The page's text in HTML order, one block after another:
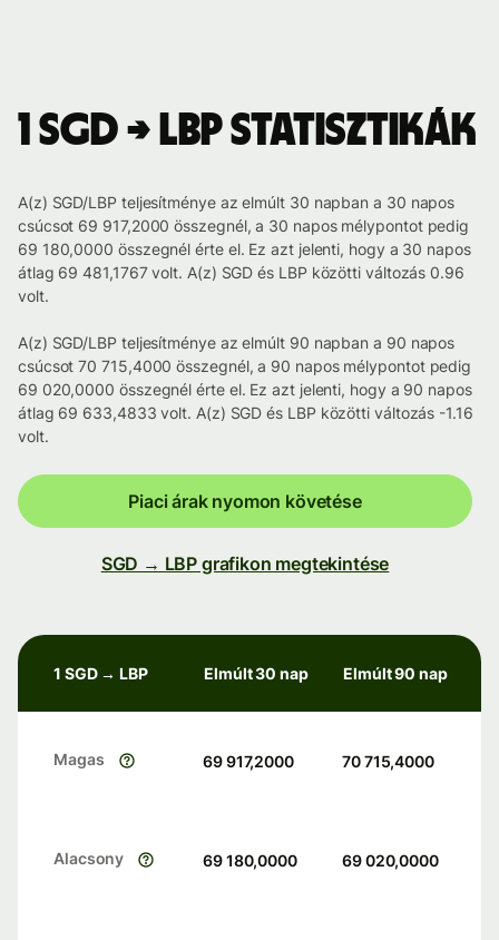
1 SGD → LBP statisztikák
A(z) SGD/LBP teljesítménye az elmúlt 30 napban a 30 napos
csúcsot 69 917,2000 összegnél, a 30 napos mélypontot pedig
69 180,0000 összegnél érte el. Ez azt jelenti, hogy a 30 napos
átlag 69 481,1767 volt. A(z) SGD és LBP közötti változás 0.96
volt.
A(z) SGD/LBP teljesítménye az elmúlt 90 napban a 90 napos
csúcsot 70 715,4000 összegnél, a 90 napos mélypontot pedig
69 020,0000 összegnél érte el. Ez azt jelenti, hogy a 90 napos
átlag 69 633,4833 volt. A(z) SGD és LBP közötti változás -1.16
volt.
Piaci árak nyomon követése
SGD → LBP grafikon megtekintése
1 SGD → LBP Elmúlt 30 nap Elmúlt 90 nap
Magas 69 917,2000 70 715,4000
Alacsony 69 180,0000 69 020,0000